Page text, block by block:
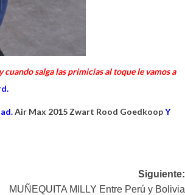
cuando salga las primicias al toque le vamos a
Air Max 2015 Zwart Rood GoedkoopY
Siguiente:
MUÑEQUITA MILLY Entre Perú y Bolivia